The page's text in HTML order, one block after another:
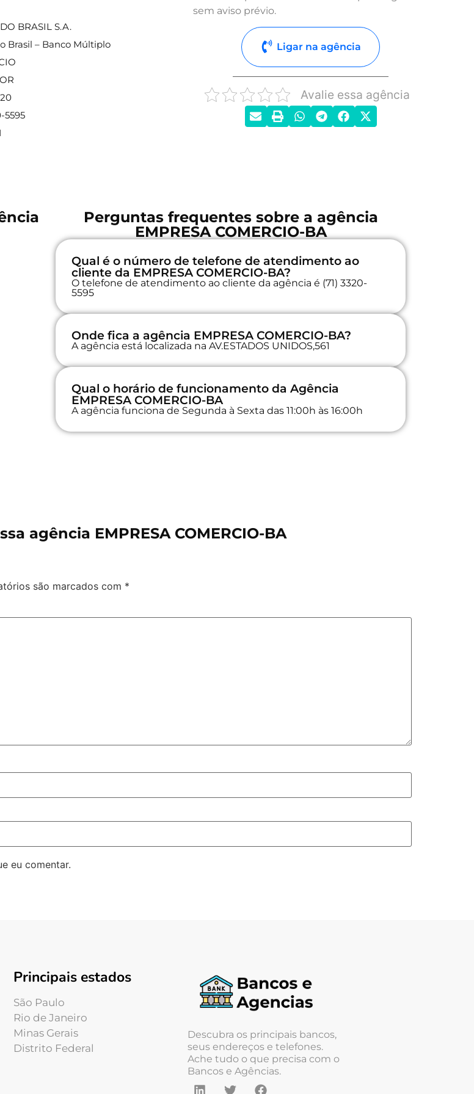
BRASIL S.A.
Brasil – Banco Múltiplo
5595
sem aviso prévio.
Ligar na agência
Avalie essa agência
Perguntas frequentes sobre a agência
EMPRESA COMERCIO-BA
Qual é o número de telefone de atendimento ao
cliente da EMPRESA COMERCIO-BA?
O telefone de atendimento ao cliente da agência é (71) 3320-
5595
Onde fica a agência EMPRESA COMERCIO-BA?
A agência está localizada na AV.ESTADOS UNIDOS,561
Qual o horário de funcionamento da Agência
EMPRESA COMERCIO-BA
A agência funciona de Segunda à Sexta das 11:00h às 16:00h
agência EMPRESA COMERCIO-BA
são marcados com *
eu comentar.
Principais estados
São Paulo
Rio de Janeiro
Minas Gerais
Distrito Federal
Descubra os principais bancos,
seus endereços e telefones.
Ache tudo o que precisa com o
Bancos e Agências.